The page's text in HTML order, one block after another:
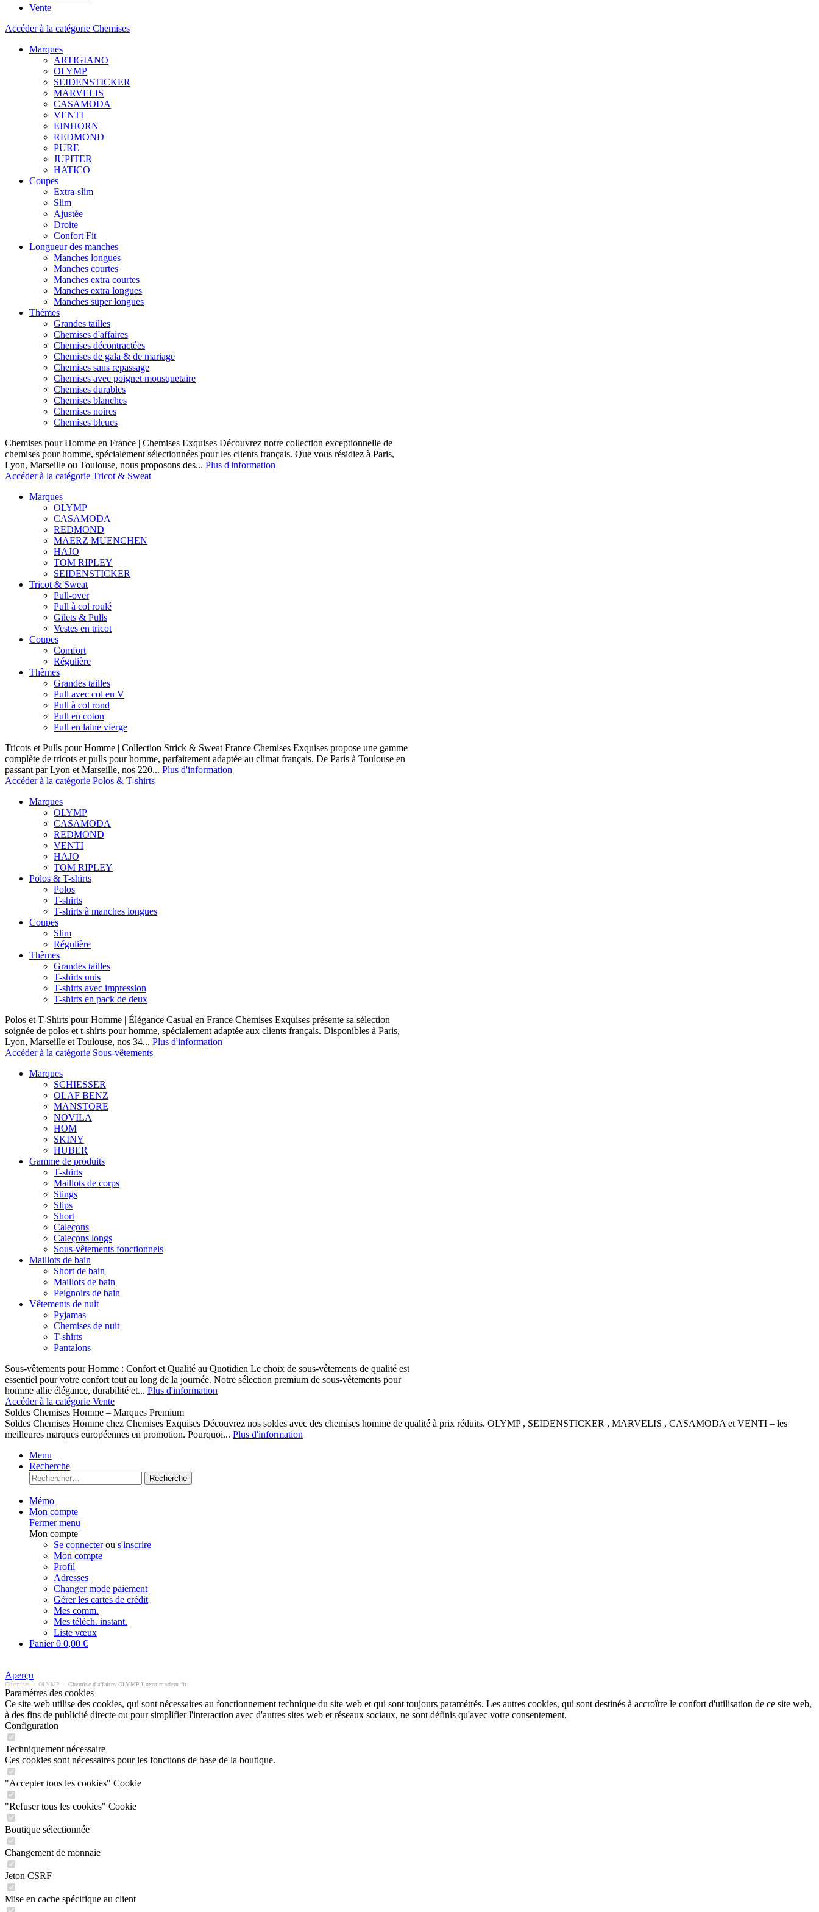
Vente
Accéder à la catégorie Chemises
Marques
ARTIGIANO
OLYMP
SEIDENSTICKER
MARVELIS
CASAMODA
VENTI
EINHORN
REDMOND
PURE
JUPITER
HATICO
Coupes
Extra-slim
Slim
Ajustée
Droite
Confort Fit
Longueur des manches
Manches longues
Manches courtes
Manches extra courtes
Manches extra longues
Manches super longues
Thèmes
Grandes tailles
Chemises d'affaires
Chemises décontractées
Chemises de gala & de mariage
Chemises sans repassage
Chemises avec poignet mousquetaire
Chemises durables
Chemises blanches
Chemises noires
Chemises bleues
Chemises pour Homme en France | Chemises Exquises Découvrez notre collection exceptionnelle de
chemises pour homme, spécialement sélectionnées pour les clients français. Que vous résidiez à Paris,
Lyon, Marseille ou Toulouse, nous proposons des... Plus d'information
Accéder à la catégorie Tricot & Sweat
Marques
OLYMP
CASAMODA
REDMOND
MAERZ MUENCHEN
HAJO
TOM RIPLEY
SEIDENSTICKER
Tricot & Sweat
Pull-over
Pull à col roulé
Gilets & Pulls
Vestes en tricot
Coupes
Comfort
Régulière
Thèmes
Grandes tailles
Pull avec col en V
Pull à col rond
Pull en coton
Pull en laine vierge
Tricots et Pulls pour Homme | Collection Strick & Sweat France Chemises Exquises propose une gamme
complète de tricots et pulls pour homme, parfaitement adaptée au climat français. De Paris à Toulouse en
passant par Lyon et Marseille, nos 220... Plus d'information
Accéder à la catégorie Polos & T-shirts
Marques
OLYMP
CASAMODA
REDMOND
VENTI
HAJO
TOM RIPLEY
Polos & T-shirts
Polos
T-shirts
T-shirts à manches longues
Coupes
Slim
Régulière
Thèmes
Grandes tailles
T-shirts unis
T-shirts avec impression
T-shirts en pack de deux
Polos et T-Shirts pour Homme | Élégance Casual en France Chemises Exquises présente sa sélection
soignée de polos et t-shirts pour homme, spécialement adaptée aux clients français. Disponibles à Paris,
Lyon, Marseille et Toulouse, nos 34... Plus d'information
Accéder à la catégorie Sous-vêtements
Marques
SCHIESSER
OLAF BENZ
MANSTORE
NOVILA
HOM
SKINY
HUBER
Gamme de produits
T-shirts
Maillots de corps
Stings
Slips
Short
Caleçons
Caleçons longs
Sous-vêtements fonctionnels
Maillots de bain
Short de bain
Maillots de bain
Peignoirs de bain
Vêtements de nuit
Pyjamas
Chemises de nuit
T-shirts
Pantalons
Sous-vêtements pour Homme : Confort et Qualité au Quotidien Le choix de sous-vêtements de qualité est
essentiel pour votre confort tout au long de la journée. Notre sélection premium de sous-vêtements pour
homme allie élégance, durabilité et... Plus d'information
Accéder à la catégorie Vente
Soldes Chemises Homme – Marques Premium
Soldes Chemises Homme chez Chemises Exquises Découvrez nos soldes avec des chemises homme de qualité à prix réduits. OLYMP , SEIDENSTICKER , MARVELIS , CASAMODA et VENTI – les
meilleures marques européennes en promotion. Pourquoi... Plus d'information
Menu
Recherche
Recherche
Mémo
Mon compte
Fermer menu
Mon compte
Se connecterou s'inscrire
Mon compte
Profil
Adresses
Changer mode paiement
Gérer les cartes de crédit
Mes comm.
Mes téléch. instant.
Liste vœux
Panier0 0,00 €
Aperçu
Chemises OLYMP Chemise d'affaires OLYMP Luxor modern fit
Paramètres des cookies
Ce site web utilise des cookies, qui sont nécessaires au fonctionnement technique du site web et qui sont toujours paramétrés. Les autres cookies, qui sont destinés à accroître le confort d'utilisation de ce site web,
à des fins de publicité directe ou pour simplifier l'interaction avec d'autres sites web et réseaux sociaux, ne sont définis qu'avec votre consentement.
Configuration
Techniquement nécessaire
Ces cookies sont nécessaires pour les fonctions de base de la boutique.
"Accepter tous les cookies" Cookie
"Refuser tous les cookies" Cookie
Boutique sélectionnée
Changement de monnaie
Jeton CSRF
Mise en cache spécifique au client